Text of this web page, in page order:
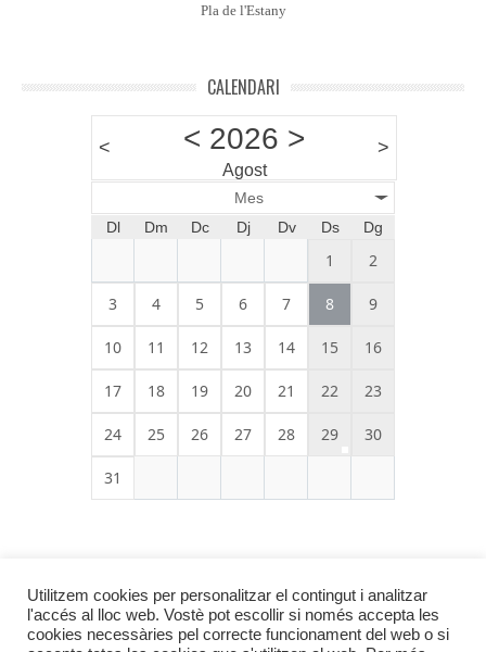
Pla de l'Estany
CALENDARI
< < 2026 >
Agost
>
Mes
Dl
Dm Dc Dj Dv Ds Dg
1 2
3 4 5 6 7 8 9
10 11 12 13 14 15 16
17 18 19 20 21 22 23
24 25 26 27 28 29 30
31
Utilitzem cookies per personalitzar el contingut i analitzar
l'accés al lloc web. Vostè pot escollir si només accepta les
cookies necessàries pel correcte funcionament del web o si